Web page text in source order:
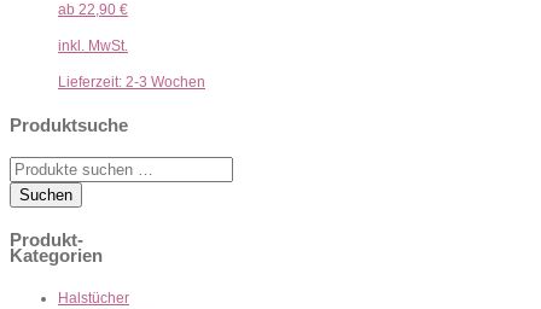
ab 22,90 €
inkl. MwSt.
Lieferzeit: 2-3 Wochen
Produktsuche
Suche
nach:
Suchen
Produkt-
Kategorien
Halstücher